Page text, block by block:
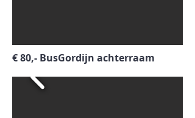
€ 80,- BusGordijn achterraam